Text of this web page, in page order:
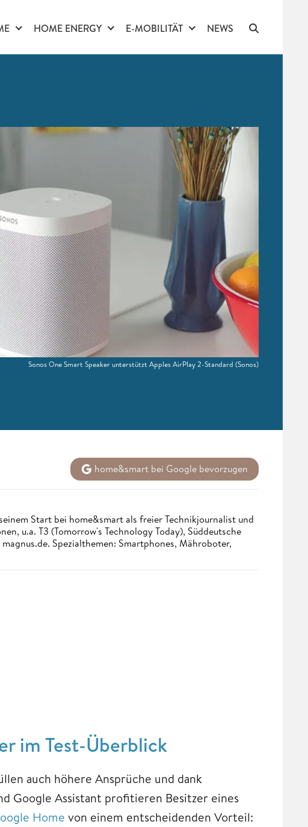
HOME ENERGY E-MOBILITÄT NEWS
Sonos One Smart Speaker unterstützt Apples AirPlay 2-Standard (Sonos)
home&smart bei Google bevorzugen
Start bei home&smart als freier Technikjournalist und
u.a. T3 (Tomorrow's Technology Today), Süddeutsche
Spezialthemen: Smartphones, Mähroboter,
im Test-Überblick
auch höhere Ansprüche und dank
Google Assistant profitieren Besitzer eines
Home von einem entscheidenden Vorteil: